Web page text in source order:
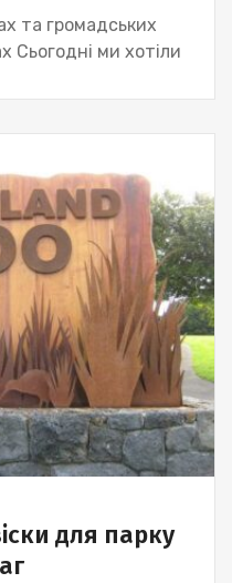
та громадських
Сьогодні ми хотіли
для парку